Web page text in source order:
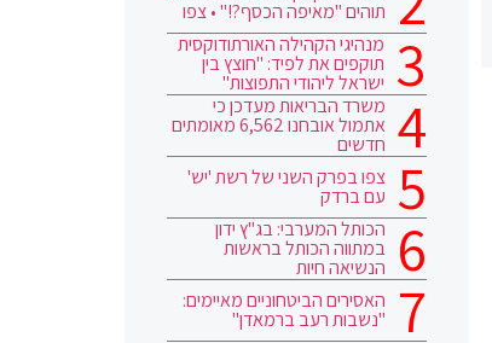
תוהים "מאיפה הכסף?!" • צפו
מנהיגי הקהילה האורתודוקסית
תוקפים את לפיד: "חוצץ בין
ישראל ליהודי התפוצות"
משרד הבריאות מעדכן כי
אתמול אובחנו 6,562 מאומתים
חדשים
צפו בפרק השני של רשת 'יש'
עם ברדק
הכותל המערבי: בג"ץ ידון
במתווה הכותל בראשות
הנשיאה חיות
האסירים הביטחוניים מאיימים:
"נשבות רעב ברמאדן"